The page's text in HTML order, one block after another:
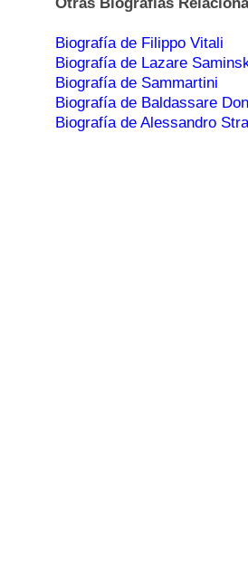
Biografía de Filippo Vitali
Biografía de Lazare
Biografía de Sammartini
Biografía de Baldassare
Biografía de Alessandro